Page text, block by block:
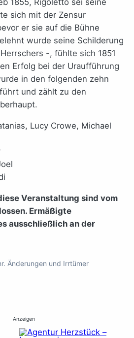
1855, Rigoletto sei seine
sich mit der Zensur
er sie auf die Bühne
wurde seine Schilderung
-, fühlte sich 1851
Erfolg bei der Uraufführung
in den folgenden zehn
und zählt zu den
Lucy Crowe, Michael
Veranstaltung sind vom
Ermäßigte
ausschließlich an der
Änderungen und Irrtümer
Anzeigen